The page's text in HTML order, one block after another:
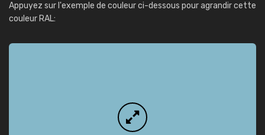
Appuyez sur l'exemple de couleur ci-dessous pour agrandir cette
couleur RAL: